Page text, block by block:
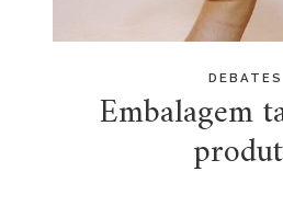
DEBATES
Embalagem